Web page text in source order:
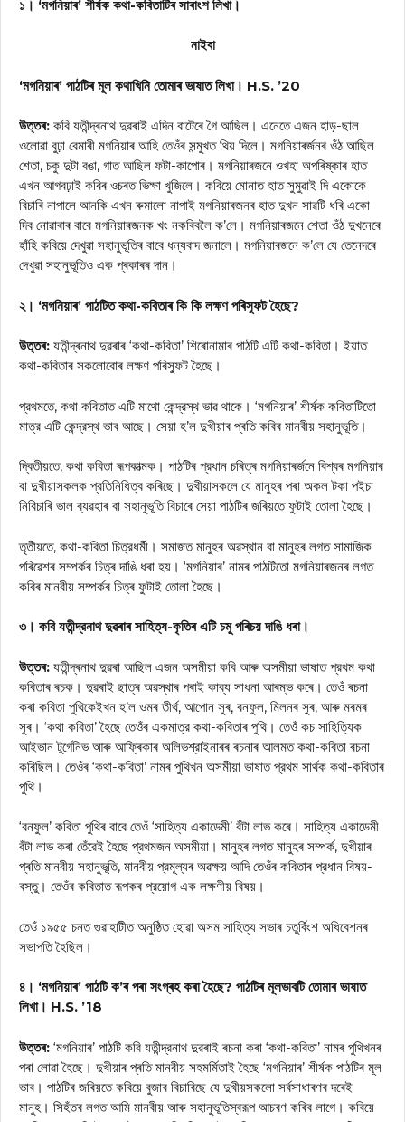
১। ‘মগনিয়াৰ’ শীর্ষক কথা-কবিতাটিৰ সাৰাংশ লিখা।
নাইবা
‘মগনিয়াৰ’ পাঠটিৰ মূল কথাখিনি তোমাৰ ভাষাত লিখা। H.S. ’20
উত্তৰ: কবি যতীন্দ্ৰনাথ দুৱৰাই এদিন বাটেৰে গৈ আছিল। এনেতে এজন হাড়-ছাল
ওলোৱা বুঢ়া বেমাৰী মগনিয়াৰ আহি তেওঁৰ সন্মুখত থিয় দিলে। মগনিয়াৰৰ্জনৰ ওঁঠ আছিল
শেতা, চকু দুটা বঙা, গাত আছিল ফটা-কাপোৰ। মগনিয়াৰজনে ওখহা অপৰিষ্কাৰ হাত
এখন আগবঢ়াই কবিৰ ওচৰত ভিক্ষা খুজিলে। কবিয়ে মোনাত হাত সুমুৱাই দি একোকে
বিচাৰি নাপালে আনকি এখন ৰুমালো নাপাই মগনিয়াৰজনৰ হাত দুখন সাৱটি ধৰি একো
দিব নোৱাৰাৰ বাবে মগনিয়াৰজনক খং নকৰিবলৈ ক’লে। মগনিয়াৰজনে শেতা ওঁঠ দুখনেৰে
হাঁহি কবিয়ে দেখুৱা সহানুভূতিৰ বাবে ধন্যবাদ জনালে। মগনিয়াৰজনে ক’লে যে তেনেদৰে
দেখুৱা সহানুভূতিও এক প্ৰকাৰৰ দান।
২। ‘মগনিয়াৰ’ পাঠটিত কথা-কবিতাৰ কি কি লক্ষণ পৰিস্ফুট হৈছে?
উত্তৰ: যতীন্দ্ৰনাথ দুৱৰাৰ ‘কথা-কবিতা’ শিৰোনামাৰ পাঠটি এটি কথা-কবিতা। ইয়াত
কথা-কবিতাৰ সকলোবোৰ লক্ষণ পৰিস্ফুট হৈছে।
প্রথমতে, কথা কবিতাত এটি মাথো কেন্দ্রস্থ ভাৱ থাকে। ‘মগনিয়াৰ’ শীর্ষক কবিতাটিতো
মাত্র এটি কেন্দ্রস্থ ভাব আছে। সেয়া হ’ল দুখীয়াৰ প্ৰতি কবিৰ মানবীয় সহানুভূতি।
দ্বিতীয়তে, কথা কবিতা ৰূপকাত্মক। পাঠটিৰ প্রধান চৰিত্ৰ মগনিয়াৰৰ্জনে বিশ্বৰ মগনিয়াৰ
বা দুখীয়াসকলক প্রতিনিধিত্ব কৰিছে। দুখীয়াসকলে যে মানুহৰ পৰা অকল টকা পইচা
নিবিচাৰি ভাল ব্যৱহাৰ বা সহানুভূতি বিচাৰে সেয়া পাঠটিৰ জৰিয়তে ফুটাই তোলা হৈছে।
তৃতীয়তে, কথা-কবিতা চিত্রধর্মী। সমাজত মানুহৰ অৱস্থান বা মানুহৰ লগত সামাজিক
পৰিৱেশৰ সম্পৰ্কৰ চিত্ৰ দাঙি ধৰা হয়। ‘মগনিয়াৰ’ নামৰ পাঠটিতো মগনিয়াৰজনৰ লগত
কবিৰ মানবীয় সম্পৰ্কৰ চিত্ৰ ফুটাই তোলা হৈছে।
৩। কবি যতীন্দ্রনাথ দুৱৰাৰ সাহিত্য-কৃতিৰ এটি চমু পৰিচয় দাঙি ধৰা।
উত্তৰ: যতীন্দ্ৰনাথ দুৱৰা আছিল এজন অসমীয়া কবি আৰু অসমীয়া ভাষাত প্রথম কথা
কবিতাৰ ৰচক। দুৱৰাই ছাত্ৰ অৱস্থাৰ পৰাই কাব্য সাধনা আৰম্ভ কৰে। তেওঁ ৰচনা
কৰা কবিতা পুথিকেইখন হ’ল ওমৰ তীর্থ, আপোন সুৰ, বনফুল, মিলনৰ সুৰ, আৰু মৰমৰ
সুৰ। ‘কথা কবিতা’ হৈছে তেওঁৰ একমাত্র কথা-কবিতাৰ পুথি। তেওঁ কচ সাহিত্যিক
আইভান টুর্গেনিভ আৰু আফ্ৰিকাৰ অলিভশ্রাইনাৰৰ ৰচনাৰ আলমত কথা-কবিতা ৰচনা
কৰিছিল। তেওঁৰ ‘কথা-কবিতা’ নামৰ পুথিখন অসমীয়া ভাষাত প্রথম সার্থক কথা-কবিতাৰ
পুথি।
‘বনফুল’ কবিতা পুথিৰ বাবে তেওঁ ‘সাহিত্য একাডেমী’ বঁটা লাভ কৰে। সাহিত্য একাডেমী
বঁটা লাভ কৰা তেঁৱেই হৈছে প্রথমজন অসমীয়া। মানুহৰ লগত মানুহৰ সম্পৰ্ক, দুখীয়াৰ
প্ৰতি মানবীয় সহানুভূতি, মানবীয় প্রমূল্যৰ অৱক্ষয় আদি তেওঁৰ কবিতাৰ প্রধান বিষয়-
বস্তু। তেওঁৰ কবিতাত ৰূপকৰ প্রয়োগ এক লক্ষণীয় বিষয়।
তেওঁ ১৯৫৫ চনত গুৱাহাটীত অনুষ্ঠিত হোৱা অসম সাহিত্য সভাৰ চতুর্বিংশ অধিবেশনৰ
সভাপতি হৈছিল।
৪। ‘মগনিয়াৰ’ পাঠটি ক’ৰ পৰা সংগ্ৰহ কৰা হৈছে? পাঠটিৰ মূলভাবটি তোমাৰ ভাষাত
লিখা। H.S. ’18
উত্তৰ: ‘মগনিয়াৰ’ পাঠটি কবি যতীন্দ্রনাথ দুৱৰাই ৰচনা কৰা ‘কথা-কবিতা’ নামৰ পুথিখনৰ
পৰা লোৱা হৈছে। দুখীয়াৰ প্ৰতি মানবীয় সহমর্মিতাই হৈছে ‘মগনিয়াৰ’ শীর্ষক পাঠটিৰ মূল
ভাব। পাঠটিৰ জৰিয়তে কবিয়ে বুজাব বিচাৰিছে যে দুখীয়সকলো সৰ্বসাধাৰণৰ দৰেই
মানুহ। সিহঁতৰ লগত আমি মানবীয় আৰু সহানুভূতিস্বরূপ আচৰণ কৰিব লাগে। কবিয়ে